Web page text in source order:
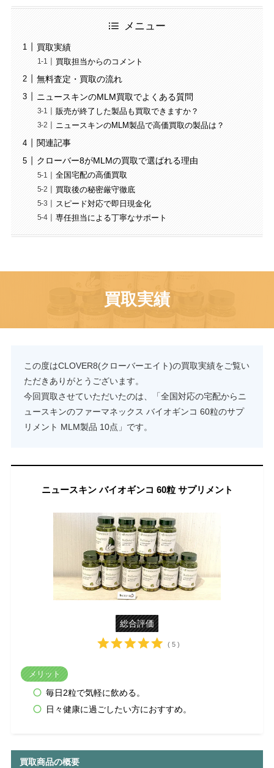
メニュー
買取実績
買取担当からのコメント
無料査定・買取の流れ
ニュースキンのMLM買取でよくある質問
販売が終了した製品も買取できますか？
ニュースキンのMLM製品で高価買取の製品は？
関連記事
クローバー8がMLMの買取で選ばれる理由
全国宅配の高価買取
買取後の秘密厳守徹底
スピード対応で即日現金化
専任担当による丁寧なサポート
買取実績
この度はCLOVER8(クローバーエイト)の買取実績をご覧い
ただきありがとうございます。
今回買取させていただいたのは、「全国対応の宅配からニ
ュースキンのファーマネックス バイオギンコ 60粒のサプ
リメント MLM製品 10点」です。
ニュースキン バイオギンコ 60粒 サプリメント
総合評価
( 5 )
メリット
毎日2粒で気軽に飲める。
日々健康に過ごしたい方におすすめ。
買取商品の概要